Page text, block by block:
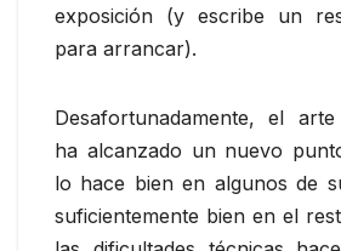
exposición (y escribe un
para arrancar).
Desafortunadamente, el
ha alcanzado un nuevo
lo hace bien en algunos de
suficientemente bien en el